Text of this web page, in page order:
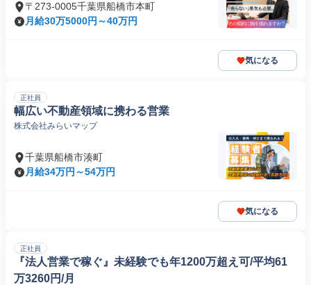
〒273-0005千葉県船橋市本町
月給30万5000円～40万円
気になる
正社員
幅広い不動産領域に携わる営業
株式会社みらいマップ
千葉県船橋市湊町
月給34万円～54万円
気になる
正社員
『法人営業で稼ぐ』未経験でも年1200万超え可/平均61
万3260円/月